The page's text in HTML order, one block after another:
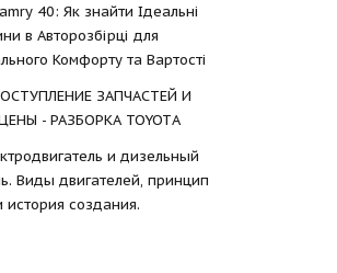
40: Як знайти Ідеальні
в Авторозбірці для
Комфорту та Вартості
ЗАПЧАСТЕЙ И
- РАЗБОРКА TOYOTА
и дизельный
Виды двигателей, принцип
история создания.